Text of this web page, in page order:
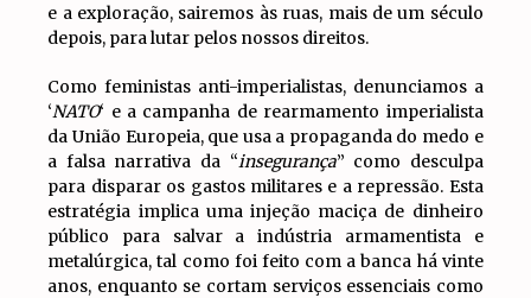
e a exploração, sairemos às ruas, mais de um século
depois, para lutar pelos nossos direitos.
Como feministas anti-imperialistas, denunciamos a
‘NATO‘ e a campanha de rearmamento imperialista
da União Europeia, que usa a propaganda do medo e
a falsa narrativa da “insegurança” como desculpa
para disparar os gastos militares e a repressão. Esta
estratégia implica uma injeção maciça de dinheiro
público para salvar a indústria armamentista e
metalúrgica, tal como foi feito com a banca há vinte
anos, enquanto se cortam serviços essenciais como